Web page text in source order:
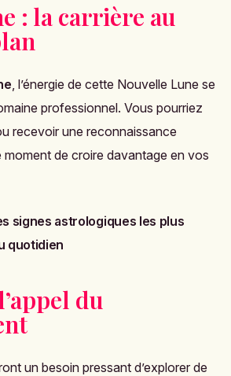
: la carrière au
, l’énergie de cette Nouvelle Lune se
professionnel. Vous pourriez
recevoir une reconnaissance
moment de croire davantage en vos
signes astrologiques les plus
quotidien
du
un besoin pressant d’explorer de